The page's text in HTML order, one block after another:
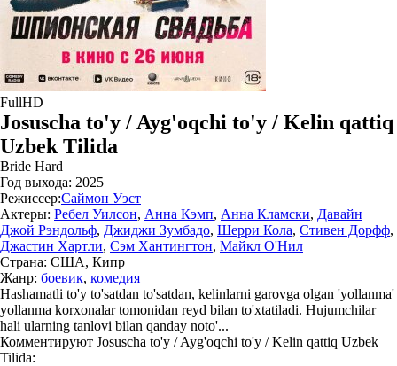
FullHD
Josuscha to'y / Ayg'oqchi to'y / Kelin qattiq
Uzbek Tilida
Bride Hard
Год выхода: 2025
Режиссер:Саймон Уэст
Актеры: Ребел Уилсон, Анна Кэмп, Анна Кламски, Давайн
Джой Рэндольф, Джиджи Зумбадо, Шерри Кола, Стивен Дорфф,
Джастин Хартли, Сэм Хантингтон, Майкл О'Нил
Страна: США, Кипр
Жанр: боевик, комедия
Hashamatli to'y to'satdan to'satdan, kelinlarni garovga olgan 'yollanma'
yollanma korxonalar tomonidan reyd bilan to'xtatiladi. Hujumchilar
hali ularning tanlovi bilan qanday noto'...
Комментируют Josuscha to'y / Ayg'oqchi to'y / Kelin qattiq Uzbek
Tilida: